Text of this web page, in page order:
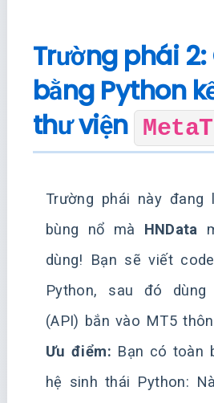
Trường phái
bằng Python
thư viện
Trường phái này
bùng nổ mà HNData
dùng! Bạn sẽ viết
Python, sau đó
(API) bắn vào MT5
Ưu điểm: Bạn có toàn
hệ sinh thái Python: